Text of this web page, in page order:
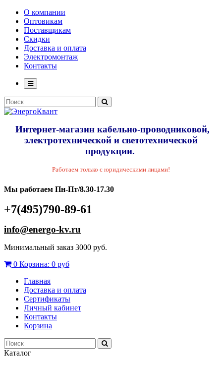
О компании
Оптовикам
Поставщикам
Скидки
Доставка и оплата
Электромонтаж
Контакты
Интернет-магазин кабельно-проводниковой,
электротехнической и светотехнической
продукции.
Работаем только с юридическими лицами!
Мы работаем Пн-Пт/8.30-17.30
+7(495)790-89-61
info@energo-kv.ru
Минимальный заказ 3000 руб.
0 Корзина: 0 руб
Главная
Доставка и оплата
Сертификаты
Личный кабинет
Контакты
Корзина
Каталог